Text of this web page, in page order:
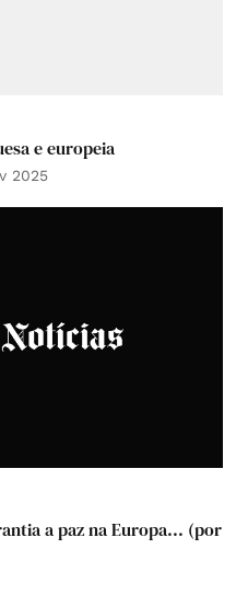
e europeia
2025
a paz na Europa... (por